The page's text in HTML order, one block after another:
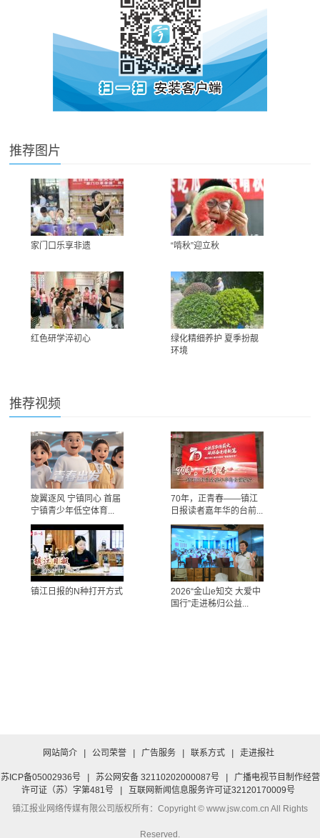
推荐图片
家门口乐享非遗 “啃秋”迎立秋
红色研学淬初心
绿化精细养护 夏季扮靓
环境
推荐视频
旋翼逐风 宁镇同心 首届
宁镇青少年低空体育...
70年，正青春——镇江
日报读者嘉年华的台前...
镇江日报的N种打开方式
2026“金山e知交 大爱中
国行”走进秭归公益...
网站简介 | 公司荣誉 | 广告服务 | 联系方式 | 走进报社
苏ICP备05002936号 | 苏公网安备 32110202000087号 |
广播电视节目制作经营
许可证（苏）字第481号
|
互联网新闻信息服务许可证32120170009号
镇江报业网络传媒有限公司版权所有：Copyright © www.jsw.com.cn All Rights
Reserved.